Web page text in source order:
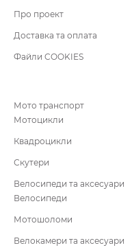
Про проект
Доставка та оплата
Файли COOKIES
Мото транспорт
Мотоцикли
Квадроцикли
Скутери
Велосипеди та аксесуари
Велосипеди
Мотошоломи
Велокамери та аксесуари